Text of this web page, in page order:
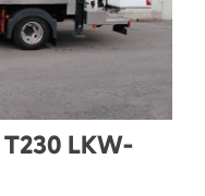
T230 LKW-